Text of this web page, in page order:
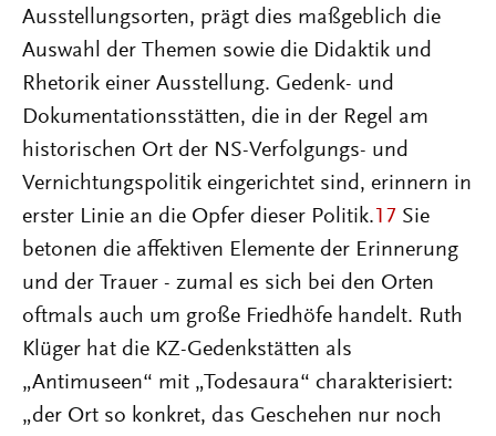
Ausstellungsorten, prägt dies maßgeblich die
Auswahl der Themen sowie die Didaktik und
Rhetorik einer Ausstellung. Gedenk- und
Dokumentationsstätten, die in der Regel am
historischen Ort der NS-Verfolgungs- und
Vernichtungspolitik eingerichtet sind, erinnern in
erster Linie an die Opfer dieser Politik.17 Sie
betonen die affektiven Elemente der Erinnerung
und der Trauer - zumal es sich bei den Orten
oftmals auch um große Friedhöfe handelt. Ruth
Klüger hat die KZ-Gedenkstätten als
„Antimuseen“ mit „Todesaura“ charakterisiert:
„der Ort so konkret, das Geschehen nur noch